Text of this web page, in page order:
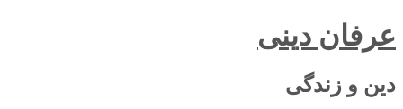
عرفان دینی
دین و زندگی